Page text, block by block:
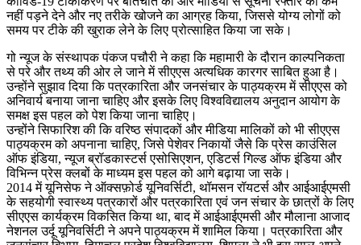
नहीं पड़ने देने और नए तरीके खोजने का आग्रह किया, जिससे योग्य लोगों को
समय पर टीके की खुराक लेने के लिए प्रोत्साहित किया जा सके।
गो न्यूज के संस्थापक पंकज पचौरी ने कहा कि महामारी के दौरान काल्पनिकता
से परे और तथ्य की ओर ले जाने में सीएएस अत्यधिक कारगर साबित हुआ है।
उन्होंने सुझाव दिया कि पत्रकारिता और जनसंचार के पाठ्यक्रम में सीएएस को
अनिवार्य बनाया जाना चाहिए और इसके लिए विश्वविद्यालय अनुदान आयोग के
समक्ष इस पहल को पेश किया जाना चाहिए।
उन्होंने सिफारिश की कि वरिष्ठ संपादकों और मीडिया मालिकों को भी सीएएस
पाठ्यक्रम को अपनाना चाहिए, जिसे पेशेवर निकायों जैसे कि प्रेस काउंसिल
ऑफ इंडिया, न्यूज ब्रॉडकास्टर्स एसोसिएशन, एडिटर्स गिल्ड ऑफ इंडिया और
विभिन्न प्रेस क्लबों के माध्यम इस पहल को आगे बढ़ाया जा सके।
2014 में यूनिसेफ ने ऑक्सफ़ोर्ड यूनिवर्सिटी, थॉमसन रॉयटर्स और आईआईएमसी
के सहयोगी स्वास्थ्य पत्रकारों और पत्रकारिता एवं जन संचार के छात्रों के लिए
सीएएस कार्यक्रम विकसित किया था, बाद में आईआईएमसी और मौलाना आजाद
नेशनल उर्दू यूनिवर्सिटी ने अपने पाठ्यक्रम में शामिल किया। पत्रकारिता और